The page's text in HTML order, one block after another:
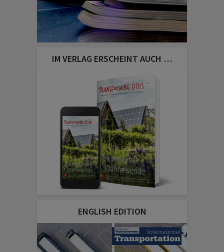
IM VERLAG ERSCHEINT AUCH …
ENGLISH EDITION